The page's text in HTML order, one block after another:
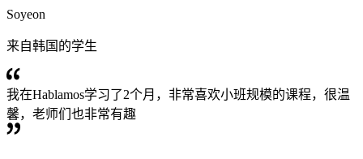
Soyeon
来自韩国的学生
我在Hablamos学习了2个月，非常喜欢小班规模的课程，很温
馨，老师们也非常有趣